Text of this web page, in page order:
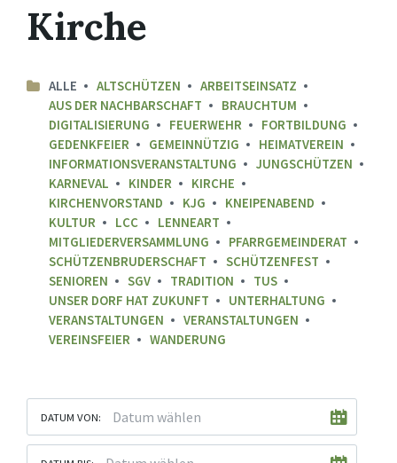
Kirche
ALLE ALTSCHÜTZEN
ARBEITSEINSATZ
AUS DER NACHBARSCHAFT
BRAUCHTUM
DIGITALISIERUNG
FEUERWEHR
FORTBILDUNG
GEDENKFEIER
GEMEINNÜTZIG
HEIMATVEREIN
INFORMATIONSVERANSTALTUNG
JUNGSCHÜTZEN
KARNEVAL
KINDER
KIRCHE
KIRCHENVORSTAND
KJG
KNEIPENABEND
KULTUR
LCC
LENNEART
MITGLIEDERVERSAMMLUNG
PFARRGEMEINDERAT
SCHÜTZENBRUDERSCHAFT
SCHÜTZENFEST
SENIOREN
SGV TRADITION
TUS
UNSER DORF HAT ZUKUNFT
UNTERHALTUNG
VERANSTALTUNGEN
VERANSTALTUNGEN
VEREINSFEIER
WANDERUNG
DATUM VON: